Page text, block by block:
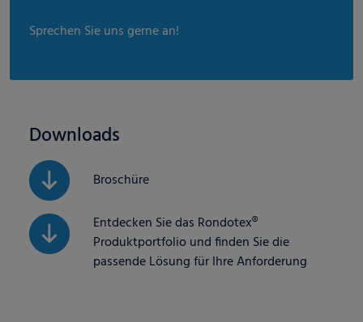
Sprechen Sie uns gerne an!
Downloads
Broschüre
Entdecken Sie das Rondotex®
Produktportfolio und finden Sie die
passende Lösung für Ihre Anforderung